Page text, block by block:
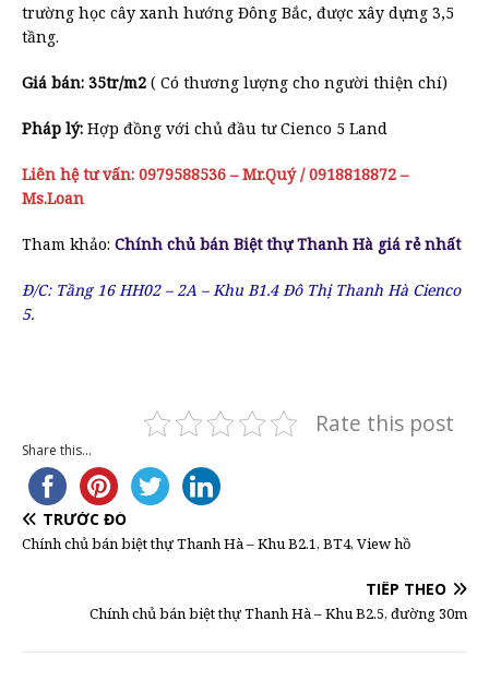
trường học cây xanh hướng Đông Bắc, được xây dựng 3,5
tầng.
Giá bán: 35tr/m2 ( Có thương lượng cho người thiện chí)
Pháp lý: Hợp đồng với chủ đầu tư Cienco 5 Land
Liên hệ tư vấn: 0979588536 – Mr.Quý / 0918818872 –
Ms.Loan
Tham khảo: Chính chủ bán Biệt thự Thanh Hà giá rẻ nhất
Đ/C: Tầng 16 HH02 – 2A – Khu B1.4 Đô Thị Thanh Hà Cienco
5.
Rate this post
Share this...
TRƯỚC ĐÓ
Chính chủ bán biệt thự Thanh Hà – Khu B2.1, BT4, View hồ
TIẾP THEO
Chính chủ bán biệt thự Thanh Hà – Khu B2.5, đường 30m